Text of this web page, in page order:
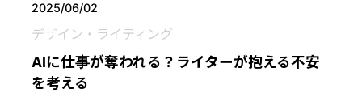
2025/06/02
デザイン・ライティング
AIに仕事が奪われる？ライターが抱える不安
を考える